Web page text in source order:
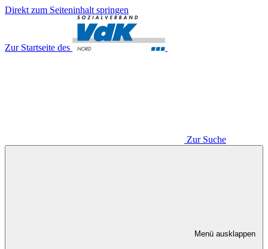
Direkt zum Seiteninhalt springen
Zur Startseite des
Zur Suche
Menü ausklappen